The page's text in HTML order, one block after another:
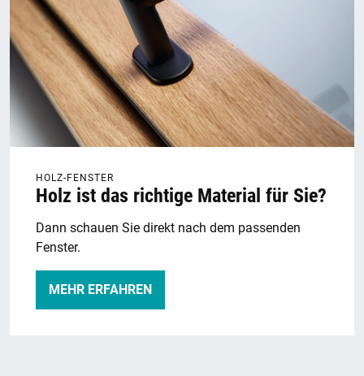
HOLZ-FENSTER
Holz ist das richtige Material für Sie?
Dann schauen Sie direkt nach dem passenden
Fenster.
MEHR ERFAHREN